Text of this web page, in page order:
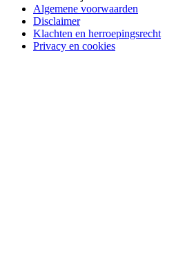
Algemene voorwaarden
Disclaimer
Klachten en herroepingsrecht
Privacy en cookies